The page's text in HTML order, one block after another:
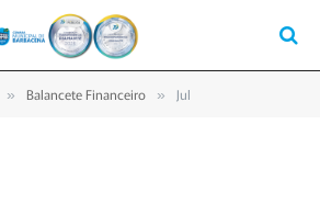
» Balancete Financeiro » Jul